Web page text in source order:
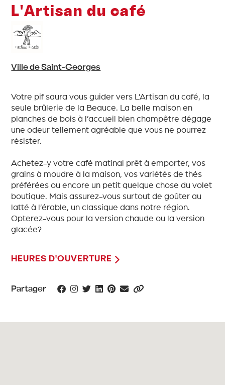
L'Artisan du café
Ville de Saint-Georges
Votre pif saura vous guider vers L’Artisan du café, la
seule brûlerie de la Beauce. La belle maison en
planches de bois à l’accueil bien champêtre dégage
une odeur tellement agréable que vous ne pourrez
résister.
Achetez-y votre café matinal prêt à emporter, vos
grains à moudre à la maison, vos variétés de thés
préférées ou encore un petit quelque chose du volet
boutique. Mais assurez-vous surtout de goûter au
latté à l’érable, un classique dans notre région.
Opterez-vous pour la version chaude ou la version
glacée?
HEURES D'OUVERTURE
Partager